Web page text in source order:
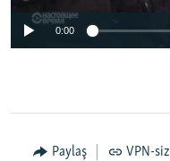
0:00
Paylaş VPN-